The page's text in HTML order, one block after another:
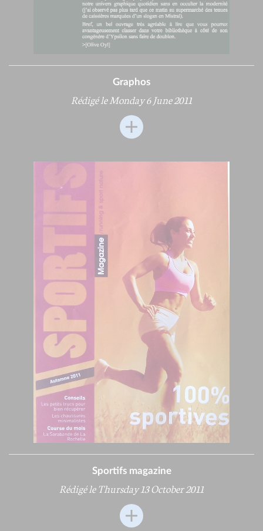
Graphos
Rédigé le Monday 6 June 2011
Sportifs magazine
Rédigé le Thursday 13 October 2011